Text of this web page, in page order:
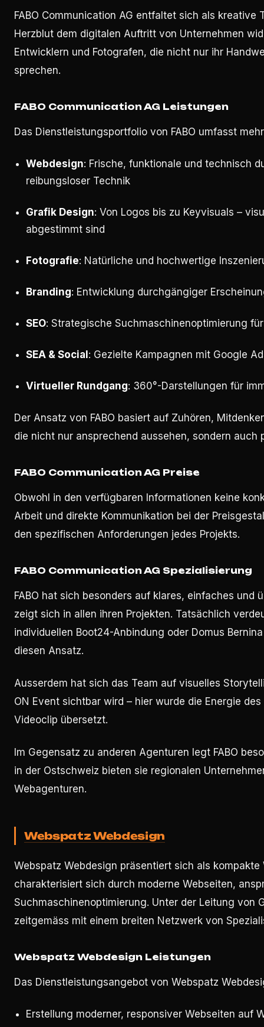
FABO Communication AG entfaltet sich als
Herzblut dem digitalen Auftritt von Unternehmen
Entwicklern und Fotografen, die nicht nur ihr
sprechen.
FABO Communication AG Leistungen
Das Dienstleistungsportfolio von FABO umfasst
Webdesign: Frische, funktionale und technisch
reibungsloser Technik
Grafik Design: Von Logos bis zu Keyvisuals –
abgestimmt sind
Fotografie: Natürliche und hochwertige
Branding: Entwicklung durchgängiger
SEO: Strategische Suchmaschinenoptimierung
SEA & Social : Gezielte Kampagnen mit Google
Virtueller Rundgang: 360°-Darstellungen für
Der Ansatz von FABO basiert auf Zuhören,
die nicht nur ansprechend aussehen, sondern auch
FABO Communication AG Preise
Obwohl in den verfügbaren Informationen keine
Arbeit und direkte Kommunikation bei der
den spezifischen Anforderungen jedes Projekts.
FABO Communication AG Spezialisierung
FABO hat sich besonders auf klares, einfaches
zeigt sich in allen ihren Projekten. Tatsächlich
individuellen Boot24-Anbindung oder Domus
diesen Ansatz.
Ausserdem hat sich das Team auf visuelles
ON Event sichtbar wird – hier wurde die Energie
Videoclip übersetzt.
Im Gegensatz zu anderen Agenturen legt FABO
in der Ostschweiz bieten sie regionalen
Webagenturen.
Webspatz Webdesign
Webspatz Webdesign präsentiert sich als
charakterisiert sich durch moderne Webseiten,
Suchmaschinenoptimierung. Unter der Leitung von
zeitgemäss mit einem breiten Netzwerk von
Webspatz Webdesign Leistungen
Das Dienstleistungsangebot von Webspatz
Erstellung moderner, responsiver Webseiten auf